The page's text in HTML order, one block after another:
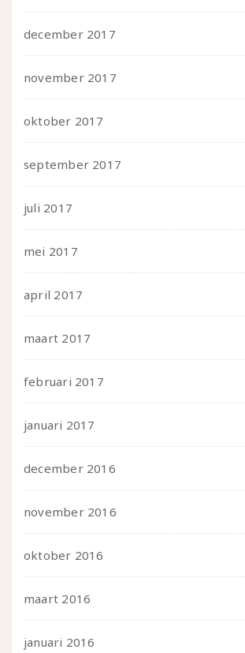
december 2017
november 2017
oktober 2017
september 2017
juli 2017
mei 2017
april 2017
maart 2017
februari 2017
januari 2017
december 2016
november 2016
oktober 2016
maart 2016
januari 2016